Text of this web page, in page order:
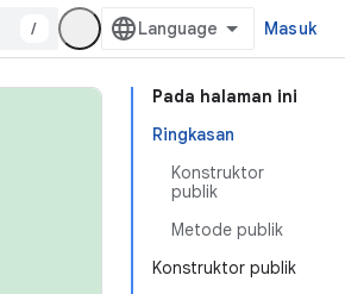
/ Masuk
Pada halaman ini
Ringkasan
Konstruktor
publik
Metode publik
Konstruktor publik